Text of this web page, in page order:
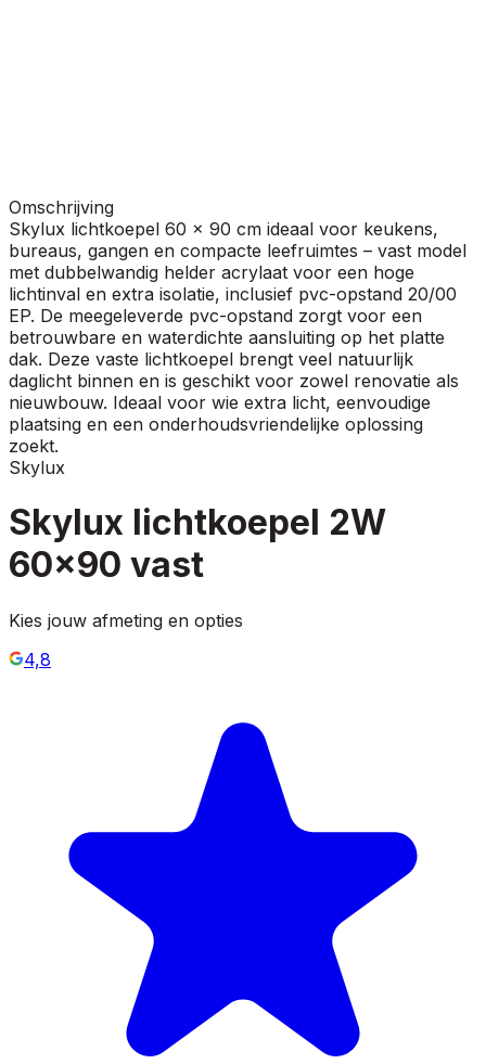
Omschrijving
Skylux lichtkoepel 60 x 90 cm ideaal voor keukens,
bureaus, gangen en compacte leefruimtes – vast model
met dubbelwandig helder acrylaat voor een hoge
lichtinval en extra isolatie, inclusief pvc-opstand 20/00
EP. De meegeleverde pvc-opstand zorgt voor een
betrouwbare en waterdichte aansluiting op het platte
dak. Deze vaste lichtkoepel brengt veel natuurlijk
daglicht binnen en is geschikt voor zowel renovatie als
nieuwbouw. Ideaal voor wie extra licht, eenvoudige
plaatsing en een onderhoudsvriendelijke oplossing
zoekt.
Skylux
Skylux lichtkoepel 2W
60x90 vast
Kies jouw afmeting en opties
4,8